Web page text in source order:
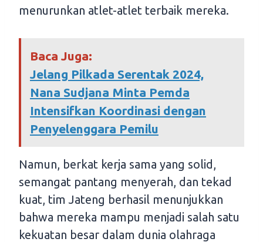
menurunkan atlet-atlet terbaik mereka.
Baca Juga:
Jelang Pilkada Serentak 2024,
Nana Sudjana Minta Pemda
Intensifkan Koordinasi dengan
Penyelenggara Pemilu
Namun, berkat kerja sama yang solid,
semangat pantang menyerah, dan tekad
kuat, tim Jateng berhasil menunjukkan
bahwa mereka mampu menjadi salah satu
kekuatan besar dalam dunia olahraga